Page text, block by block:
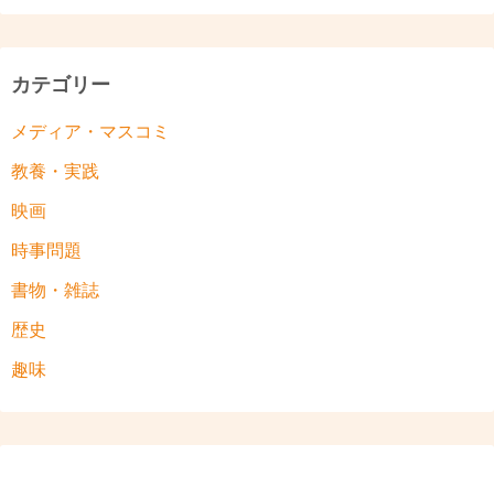
カテゴリー
メディア・マスコミ
教養・実践
映画
時事問題
書物・雑誌
歴史
趣味